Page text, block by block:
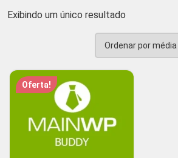
Exibindo um único resultado
Oferta!